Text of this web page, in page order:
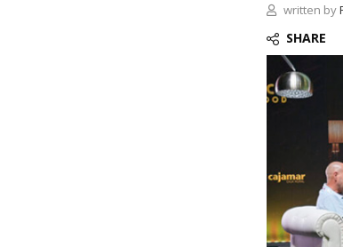
written by
SHARE